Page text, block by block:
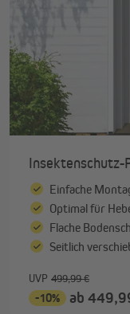
Insektenschutz-
Einfache
Optimal für
Flache
Seitlich
UVP 499,99 €
-10% ab